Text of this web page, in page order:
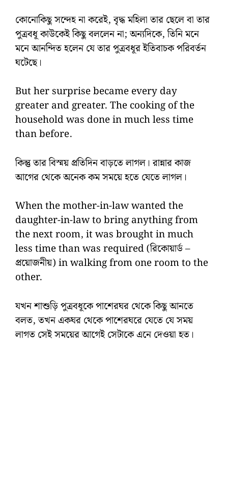
কোনোকিছু সন্দেহ না করেই, বৃদ্ধ মহিলা তার ছেলে বা তার
পুত্রবধূ কাউকেই কিছু বললেন না; অন্যদিকে, তিনি মনে
মনে আনন্দিত হলেন যে তার পুত্রবধূর ইতিবাচক পরিবর্তন
ঘটেছে।
But her surprise became every day
greater and greater. The cooking of the
household was done in much less time
than before.
কিন্তু তার বিস্ময় প্রতিদিন বাড়তে লাগল। রান্নার কাজ
আগের থেকে অনেক কম সময়ে হতে যেতে লাগল।
When the mother-in-law wanted the
daughter-in-law to bring anything from
the next room, it was brought in much
less time than was required (রিকোয়ার্ড –
প্রয়োজনীয়) in walking from one room to the
other.
যখন শাশুড়ি পুত্রবধূকে পাশেরঘর থেকে কিছু আনতে
বলত, তখন একঘর থেকে পাশেরঘরে যেতে যে সময়
লাগত সেই সময়ের আগেই সেটাকে এনে দেওয়া হত।